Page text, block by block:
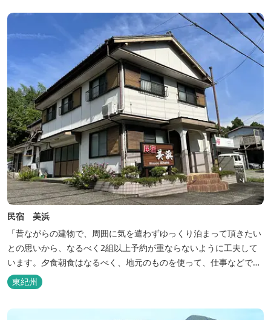
民宿 美浜
「昔ながらの建物で、周囲に気を遣わずゆっくり泊まって頂きたい
との思いから、なるべく2組以上予約が重ならないように工夫して
います。夕食朝食はなるべく、地元のものを使って、仕事などで連
泊の方には日替わりでご用意します。」オーナー様談。もし重なっ
た場合は、ごめんなさい。
東紀州